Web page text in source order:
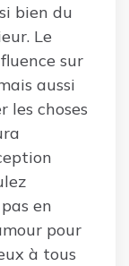
bien du
Le
sur
aussi
les choses
en
pour
à tous